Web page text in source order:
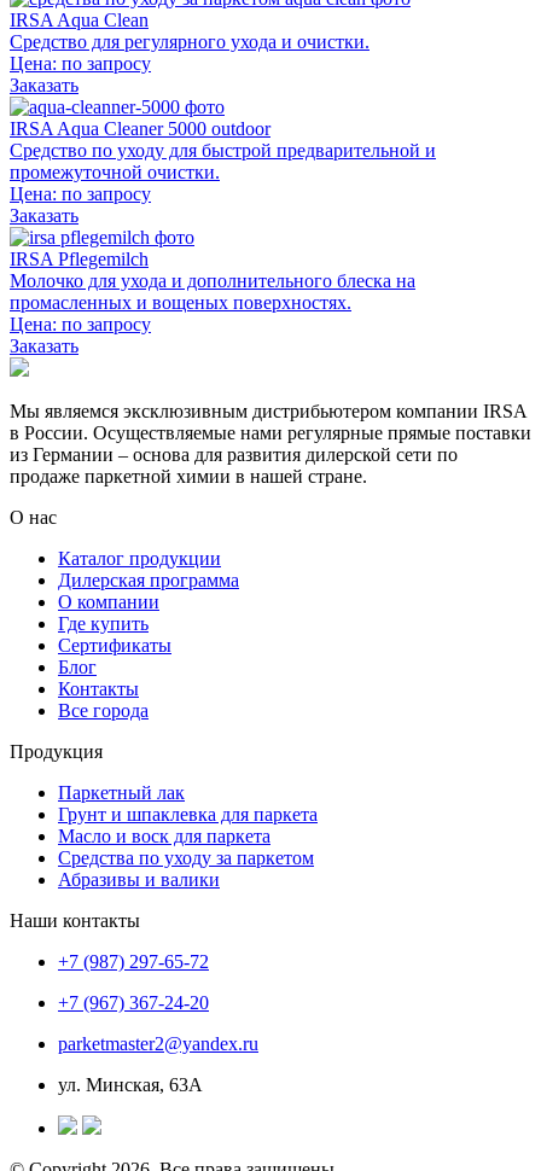
IRSA Aqua Clean
Средство для регулярного ухода и очистки.
Цена: по запросу
Заказать
IRSA Aqua Cleaner 5000 outdoor
Средство по уходу для быстрой предварительной и
промежуточной очистки.
Цена: по запросу
Заказать
IRSA Pflegemilch
Молочко для ухода и дополнительного блеска на
промасленных и вощеных поверхностях.
Цена: по запросу
Заказать
Мы являемся эксклюзивным дистрибьютером компании IRSA
в России. Осуществляемые нами регулярные прямые поставки
из Германии – основа для развития дилерской сети по
продаже паркетной химии в нашей стране.
О нас
Каталог продукции
Дилерская программа
О компании
Где купить
Сертификаты
Блог
Контакты
Все города
Продукция
Паркетный лак
Грунт и шпаклевка для паркета
Масло и воск для паркета
Средства по уходу за паркетом
Абразивы и валики
Наши контакты
+7 (987) 297-65-72
+7 (967) 367-24-20
parketmaster2@yandex.ru
ул. Минская, 63А